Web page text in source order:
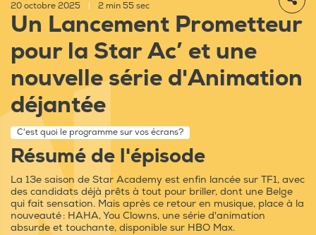
20 octobre 2025 2 min 55 sec
Un Lancement Prometteur
pour la Star Ac’ et une
nouvelle série d'Animation
déjantée
C'est quoi le programme sur vos écrans?
Résumé de l'épisode
La 13e saison de Star Academy est enfin lancée sur TF1, avec
des candidats déjà prêts à tout pour briller, dont une Belge
qui fait sensation. Mais après ce retour en musique, place à la
nouveauté : HAHA, You Clowns, une série d'animation
absurde et touchante, disponible sur HBO Max.